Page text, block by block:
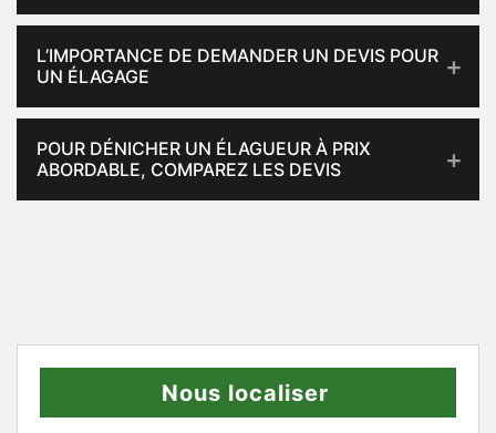
L’IMPORTANCE DE DEMANDER UN DEVIS POUR
UN ÉLAGAGE
POUR DÉNICHER UN ÉLAGUEUR À PRIX
ABORDABLE, COMPAREZ LES DEVIS
Nous localiser